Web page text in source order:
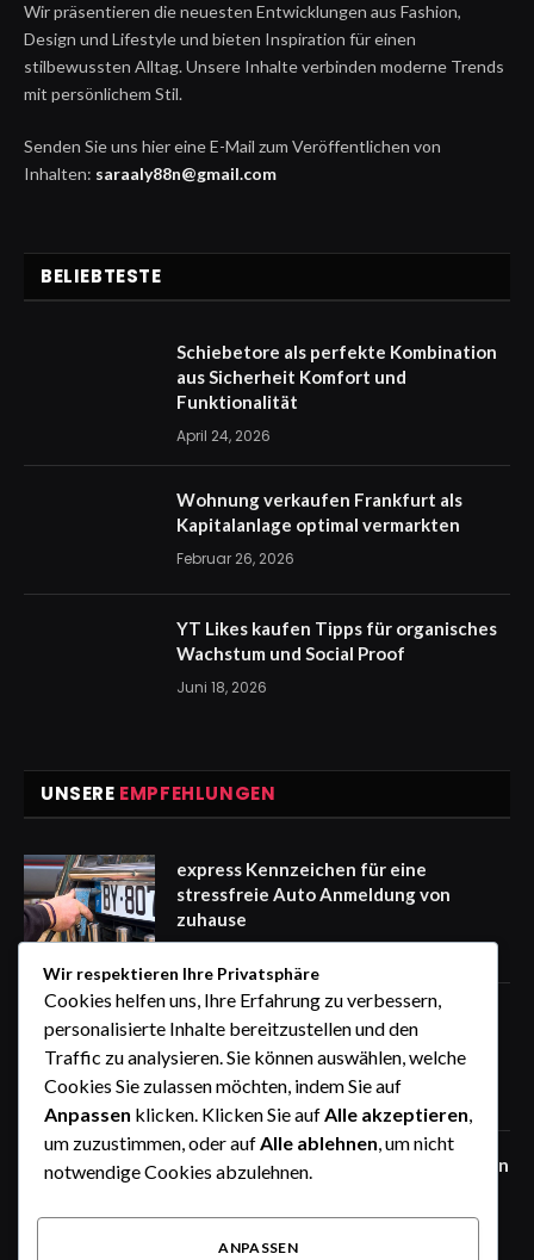
Wir präsentieren die neuesten Entwicklungen aus Fashion,
Design und Lifestyle und bieten Inspiration für einen
stilbewussten Alltag. Unsere Inhalte verbinden moderne Trends
mit persönlichem Stil.
Senden Sie uns hier eine E-Mail zum Veröffentlichen von
Inhalten: saraaly88n@gmail.com
BELIEBTESTE
Schiebetore als perfekte Kombination
aus Sicherheit Komfort und
Funktionalität
April 24, 2026
Wohnung verkaufen Frankfurt als
Kapitalanlage optimal vermarkten
Februar 26, 2026
YT Likes kaufen Tipps für organisches
Wachstum und Social Proof
Juni 18, 2026
UNSERE EMPFEHLUNGEN
express Kennzeichen für eine
stressfreie Auto Anmeldung von
zuhause
How the Wheel of Names Makes
Student Selection Fair, Fast, and
Interactive
Warum ein Auto mit Fahrer in Südindien
August 6, 2026
Wir respektieren Ihre Privatsphäre
Cookies helfen uns, Ihre Erfahrung zu verbessern,
personalisierte Inhalte bereitzustellen und den
Traffic zu analysieren. Sie können auswählen, welche
Cookies Sie zulassen möchten, indem Sie auf
Anpassen klicken. Klicken Sie aufAlle akzeptieren,
um zuzustimmen, oder aufAlle ablehnen, um nicht
notwendige Cookies abzulehnen.
ANPASSEN